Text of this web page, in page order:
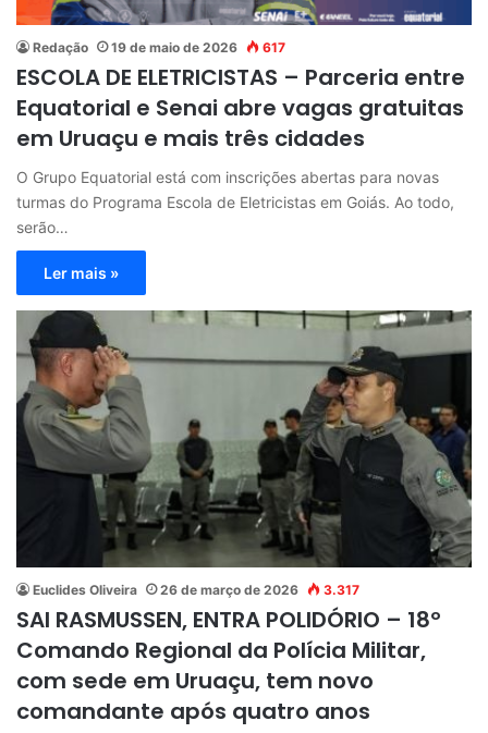
Redação 19 de maio de 2026 617
ESCOLA DE ELETRICISTAS – Parceria entre
Equatorial e Senai abre vagas gratuitas
em Uruaçu e mais três cidades
O Grupo Equatorial está com inscrições abertas para novas
turmas do Programa Escola de Eletricistas em Goiás. Ao todo,
serão…
Ler mais »
Euclides Oliveira 26 de março de 2026 3.317
SAI RASMUSSEN, ENTRA POLIDÓRIO – 18º
Comando Regional da Polícia Militar,
com sede em Uruaçu, tem novo
comandante após quatro anos